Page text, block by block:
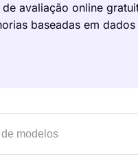
avaliação online
baseadas em